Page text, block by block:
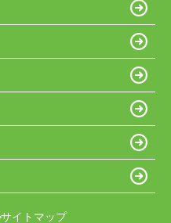
サイトマップ